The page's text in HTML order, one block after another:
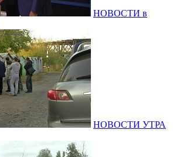
НОВОСТИ в
НОВОСТИ УТРА